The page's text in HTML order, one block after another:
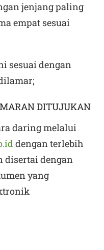
jenjang paling
empat sesuai
sesuai dengan
DITUJUKAN
daring melalui
dengan terlebih
disertai dengan
yang